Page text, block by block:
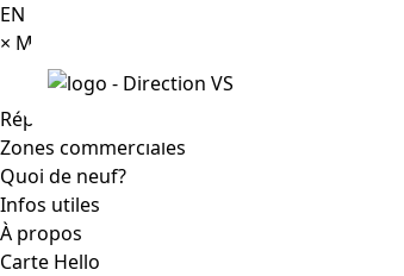
EN
× Menu
Répertoire
Zones commerciales
Quoi de neuf?
Infos utiles
À propos
Carte Hello